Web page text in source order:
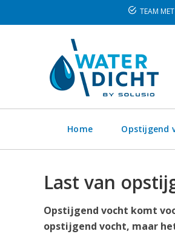
TEAM
Home Opstijgend
Last van
Opstijgend vocht komt
opstijgend vocht, maar